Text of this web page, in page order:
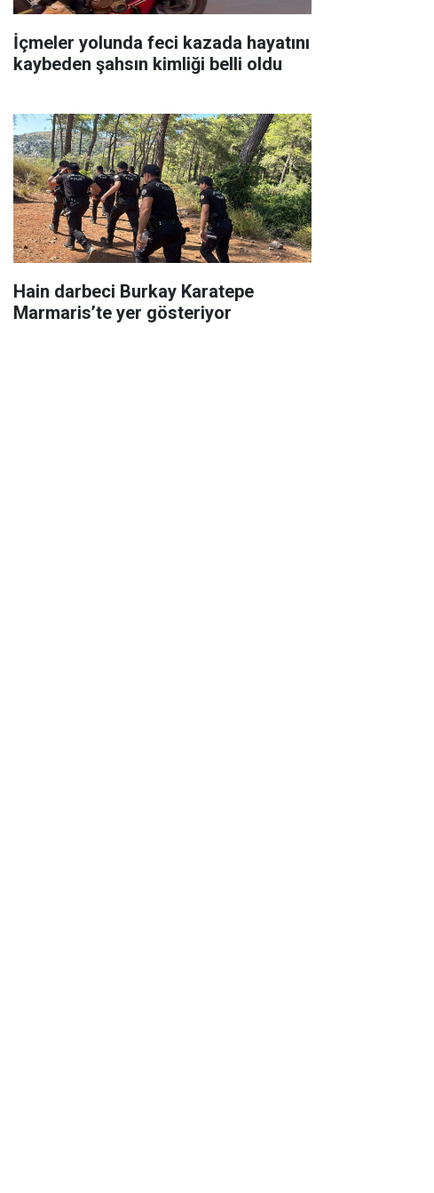
İçmeler yolunda feci kazada hayatını
kaybeden şahsın kimliği belli oldu
Hain darbeci Burkay Karatepe
Marmaris’te yer gösteriyor